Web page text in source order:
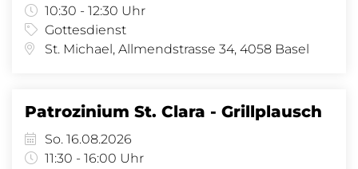
10:30 - 12:30 Uhr
Gottesdienst
St. Michael, Allmendstrasse 34, 4058 Basel
Patrozinium St. Clara - Grillplausch
So. 16.08.2026
11:30 - 16:00 Uhr